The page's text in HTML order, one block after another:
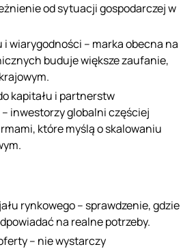
od sytuacji gospodarczej w
wiarygodności – marka obecna na
buduje większe zaufanie,
kapitału i partnerstw
inwestorzy globalni częściej
które myślą o skalowaniu
rynkowego – sprawdzenie, gdzie
na realne potrzeby.
– nie wystarczy